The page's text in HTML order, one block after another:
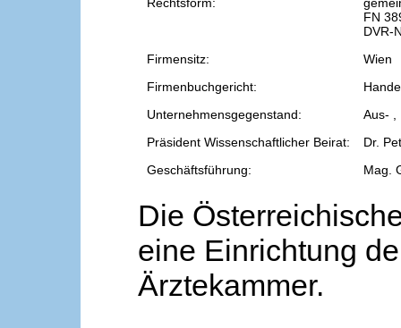
FN
DVR-
Firmensitz:
Wien
Firmenbuchgericht:
Unternehmensgegenstand:
Aus- ,
Präsident Wissenschaftlicher Beirat:
Dr.
Geschäftsführung:
Mag.
Die
eine Einrichtung
Ärztekammer.